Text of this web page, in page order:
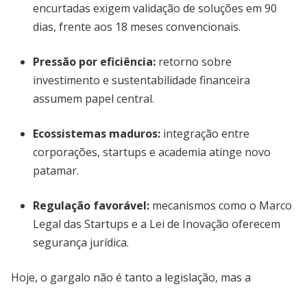
encurtadas exigem validação de soluções em 90
dias, frente aos 18 meses convencionais.
Pressão por eficiência: retorno sobre
investimento e sustentabilidade financeira
assumem papel central.
Ecossistemas maduros: integração entre
corporações, startups e academia atinge novo
patamar.
Regulação favorável: mecanismos como o Marco
Legal das Startups e a Lei de Inovação oferecem
segurança jurídica.
Hoje, o gargalo não é tanto a legislação, mas a